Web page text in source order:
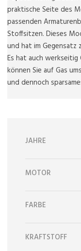
praktische Seite des
passenden
Stoffsitzen. Dieses
und hat im Gegensatz
Es hat auch
können Sie auf Gas
und dennoch
JAHRE
MOTOR
FARBE
KRAFTSTOFF